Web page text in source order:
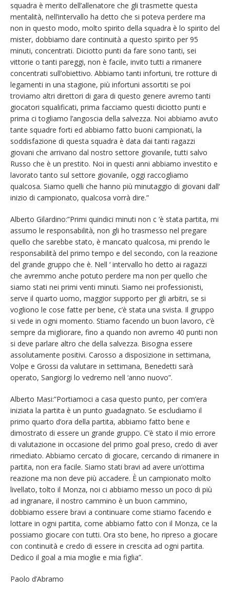
squadra è merito dell’allenatore che gli trasmette questa
mentalità, nell’intervallo ha detto che si poteva perdere ma
non in questo modo, molto spirito della squadra è lo spirito del
mister, dobbiamo dare continuità a questo spirito per 95
minuti, concentrati. Diciotto punti da fare sono tanti, sei
vittorie o tanti pareggi, non è facile, invito tutti a rimanere
concentrati sull’obiettivo. Abbiamo tanti infortuni, tre rotture di
legamenti in una stagione, più infortuni assortiti se poi
troviamo altri direttori di gara di questo genere avremo tanti
giocatori squalificati, prima facciamo questi diciotto punti e
prima ci togliamo l’angoscia della salvezza. Noi abbiamo avuto
tante squadre forti ed abbiamo fatto buoni campionati, la
soddisfazione di questa squadra è data dai tanti ragazzi
giovani che arrivano dal nostro settore giovanile, tutti salvo
Russo che è un prestito. Noi in questi anni abbiamo investito e
lavorato tanto sul settore giovanile, oggi raccogliamo
qualcosa. Siamo quelli che hanno più minutaggio di giovani dall‘
inizio di campionato, qualcosa vorrà dire.”
Alberto Gilardino:”Primi quindici minuti non c ‘è stata partita, mi
assumo le responsabilità, non gli ho trasmesso nel pregare
quello che sarebbe stato, è mancato qualcosa, mi prendo le
responsabilità del primo tempo e del secondo, con la reazione
del grande gruppo che è. Nell ‘ intervallo ho detto ai ragazzi
che avremmo anche potuto perdere ma non per quello che
siamo stati nei primi venti minuti. Siamo nei professionisti,
serve il quarto uomo, maggior supporto per gli arbitri, se si
vogliono le cose fatte per bene, c’è stata una svista. Il gruppo
si vede in ogni momento. Stiamo facendo un buon lavoro, c’è
sempre da migliorare, fino a quando non avremo 40 punti non
si deve parlare altro che della salvezza. Bisogna essere
assolutamente positivi. Carosso a disposizione in settimana,
Volpe e Grossi da valutare in settimana, Benedetti sarà
operato, Sangiorgi lo vedremo nell ‘anno nuovo”.
Alberto Masi:”Portiamoci a casa questo punto, per com’era
iniziata la partita è un punto guadagnato. Se escludiamo il
primo quarto d’ora della partita, abbiamo fatto bene e
dimostrato di essere un grande gruppo. C’è stato il mio errore
di valutazione in occasione del primo goal preso, credo di aver
rimediato. Abbiamo cercato di giocare, cercando di rimanere in
partita, non era facile. Siamo stati bravi ad avere un’ottima
reazione ma non deve più accadere. È un campionato molto
livellato, tolto il Monza, noi ci abbiamo messo un poco di più
ad ingranare, il nostro cammino è un buon cammino,
dobbiamo essere bravi a continuare come stiamo facendo e
lottare in ogni partita, come abbiamo fatto con il Monza, ce la
possiamo giocare con tutti. Ora sto bene, ho ripreso a giocare
con continuità e credo di essere in crescita ad ogni partita.
Dedico il goal a mia moglie e mia figlia”.
Paolo d’Abramo